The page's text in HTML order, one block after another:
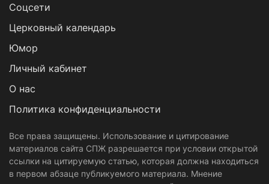
Cоцсети
Церковный календарь
Юмор
Личный кабинет
О нас
Политика конфиденциальности
Все права защищены. Использование и цитирование
материалов сайта СПЖ разрешается при условии открытой
ссылки на цитируемую статью, которая должна находиться
в первом абзаце публикуемого материала. Мнение